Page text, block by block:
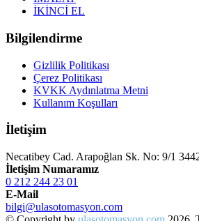
İKİNCİ EL
Bilgilendirme
Gizlilik Politikası
Çerez Politikası
KVKK Aydınlatma Metni
Kullanım Koşulları
İletişim
Necatibey Cad. Arapoğlan Sk. No: 9/1
İletişim Numaramız
0 212 244 23 01
E-Mail
bilgi@ulasotomasyon.com